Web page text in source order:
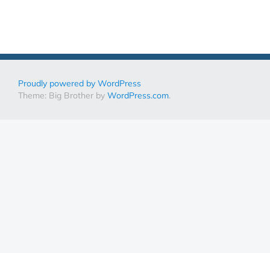
Proudly powered by WordPress
Theme: Big Brother by WordPress.com.